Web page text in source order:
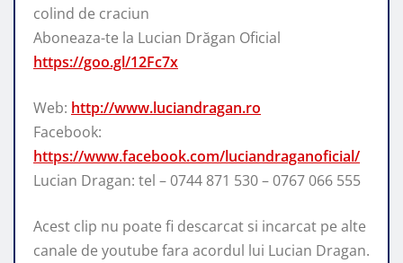
colind de craciun
Aboneaza-te la Lucian Drăgan Oficial
https://goo.gl/12Fc7x
Web: http://www.luciandragan.ro
Facebook:
https://www.facebook.com/luciandraganoficial/
Lucian Dragan: tel – 0744 871 530 – 0767 066 555
Acest clip nu poate fi descarcat si incarcat pe alte
canale de youtube fara acordul lui Lucian Dragan.